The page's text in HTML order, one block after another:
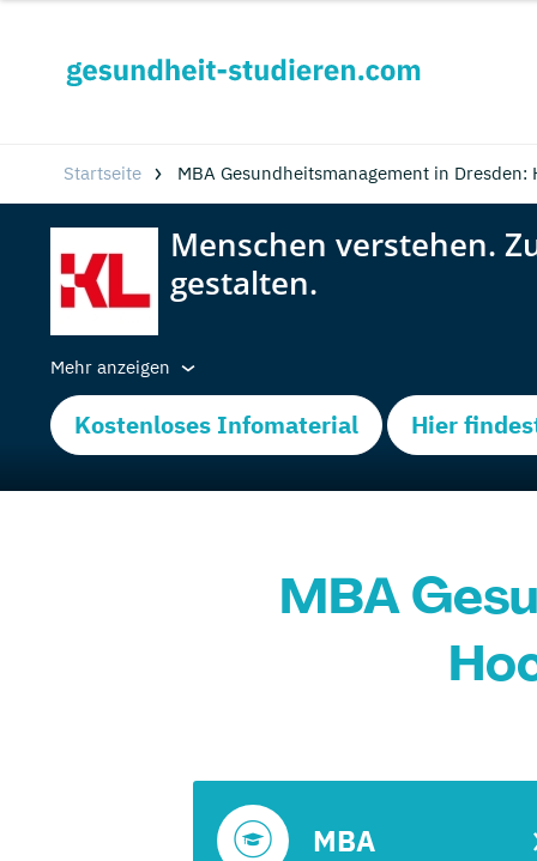
Startseite MBA Gesundheitsmanagement in
Mehr anzeigen
Kostenloses Infomaterial Hier
MBA
MBA